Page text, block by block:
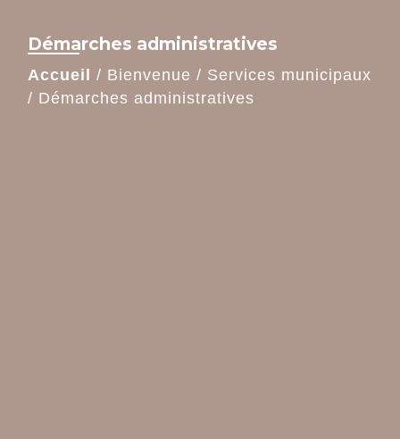
Démarches administratives
Accueil / Bienvenue / Services municipaux
/ Démarches administratives